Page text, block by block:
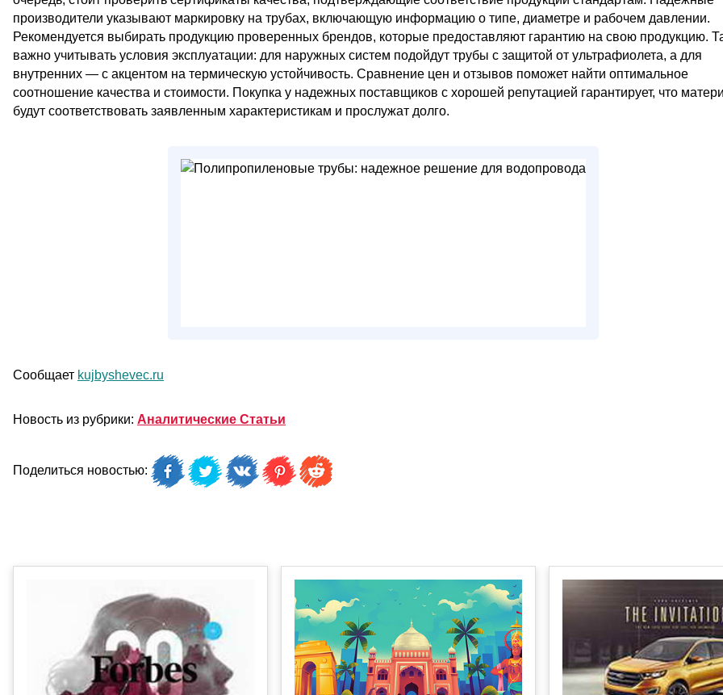
производители указывают маркировку на трубах, включающую информацию о типе, диаметре и рабочем давлении.
Рекомендуется выбирать продукцию проверенных брендов, которые предоставляют гарантию на свою продукцию.
важно учитывать условия эксплуатации: для наружных систем подойдут трубы с защитой от ультрафиолета, а для
внутренних — с акцентом на термическую устойчивость. Сравнение цен и отзывов поможет найти оптимальное
соотношение качества и стоимости. Покупка у надежных поставщиков с хорошей репутацией гарантирует, что
будут соответствовать заявленным характеристикам и прослужат долго.
Сообщает kujbyshevec.ru
Новость из рубрики: Аналитические Статьи
Поделиться новостью: